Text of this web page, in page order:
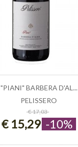
ESAURITO
"PIANI" BARBERA D'AL...
PELISSERO
€ 17,03
€ 15,29 -10%